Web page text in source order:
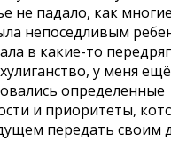
не падало, как
непоседливым
в какие-то
у меня
определенные
и приоритеты,
передать своим